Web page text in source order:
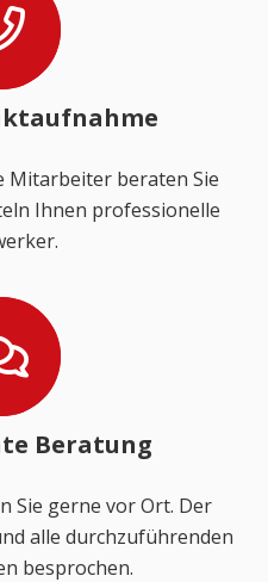
Mitarbeiter beraten Sie
Ihnen professionelle
Beratung
Sie gerne vor Ort. Der
alle durchzuführenden
besprochen.